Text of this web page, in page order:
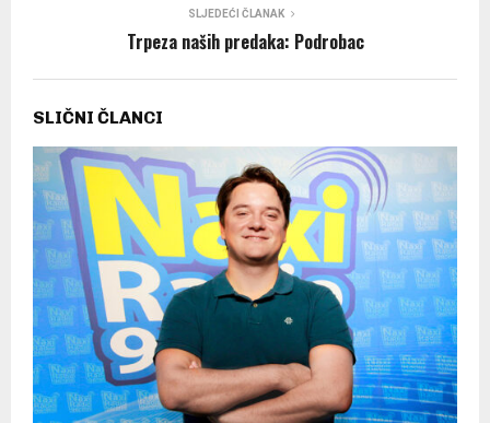
SLJEDEĆI ČLANAK
Trpeza naših predaka: Podrobac
SLIČNI ČLANCI